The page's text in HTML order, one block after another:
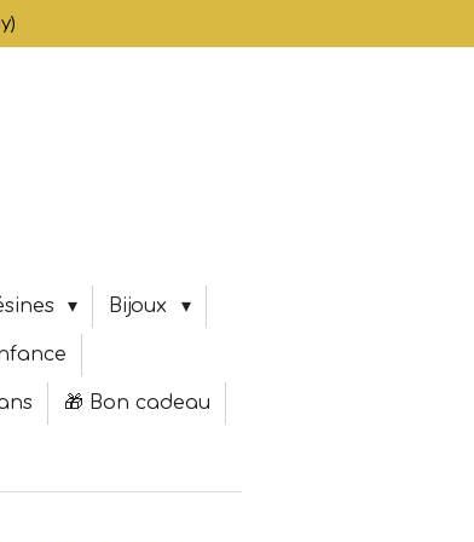
Bijoux
🎁 Bon cadeau